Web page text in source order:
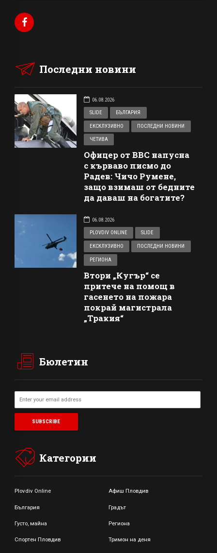
Последни новини
06.08.2026
SLIDE
БЪЛГАРИЯ
ЕКСКЛУЗИВНО ПОСЛЕДНИ НОВИНИ
ЧЕТИВА
Офицер от ВВС напусна
с кърваво писмо до
Радев: Чичо Румене,
защо взимаш от бедните
да даваш на богатите?
06.08.2026
PLOVDIV ONLINE
SLIDE
ЕКСКЛУЗИВНО ПОСЛЕДНИ НОВИНИ
РЕГИОНА
Втори „Кугър“ се
притече на помощ в
гасенето на пожара
покрай магистрала
„Тракия“
Бюлетин
Категории
Plovdiv Online Афиш Пловдив
България Градът
Густо, майна Региона
Спортен Пловдив Тримон на деня